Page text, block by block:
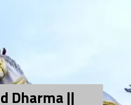
Dharma ||